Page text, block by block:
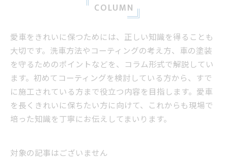
COLUMN
愛車をきれいに保つためには、正しい知識を得ることも
大切です。洗車方法やコーティングの考え方、車の塗装
を守るためのポイントなどを、コラム形式で解説してい
ます。初めてコーティングを検討している方から、すで
に施工されている方まで役立つ内容を目指します。愛車
を長くきれいに保ちたい方に向けて、これからも現場で
培った知識を丁寧にお伝えしてまいります。
対象の記事はございません